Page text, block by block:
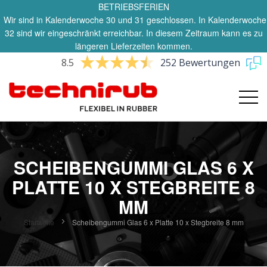
BETRIEBSFERIEN
Wir sind in Kalenderwoche 30 und 31 geschlossen. In Kalenderwoche
32 sind wir eingeschränkt erreichbar. In diesem Zeitraum kann es zu
längeren Lieferzeiten kommen.
8.5 252 Bewertungen
SCHEIBENGUMMI GLAS 6 X
PLATTE 10 X STEGBREITE 8
MM
Startseite Scheibengummi Glas 6 x Platte 10 x Stegbreite 8 mm